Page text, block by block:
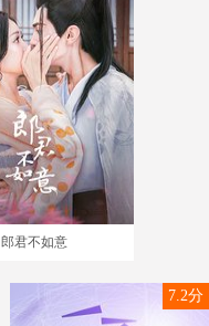
郎君不如意
7.2分